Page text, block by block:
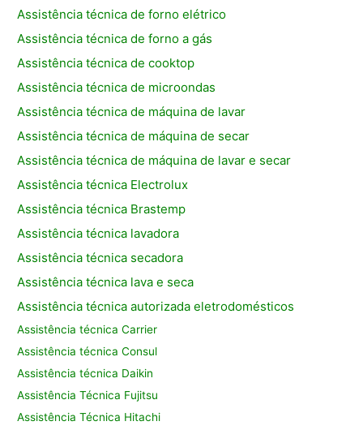
Assistência técnica de forno elétrico
Assistência técnica de forno a gás
Assistência técnica de cooktop
Assistência técnica de microondas
Assistência técnica de máquina de lavar
Assistência técnica de máquina de secar
Assistência técnica de máquina de lavar e secar
Assistência técnica Electrolux
Assistência técnica Brastemp
Assistência técnica lavadora
Assistência técnica secadora
Assistência técnica lava e seca
Assistência técnica autorizada eletrodomésticos
Assistência técnica Carrier
Assistência técnica Consul
Assistência técnica Daikin
Assistência Técnica Fujitsu
Assistência Técnica Hitachi